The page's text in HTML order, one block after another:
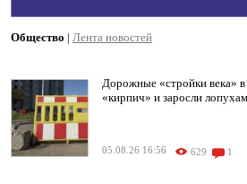
Общество | Лента новостей
Дорожные «стройки века» в
«кирпич» и заросли
05.08.26 16:56 629 1